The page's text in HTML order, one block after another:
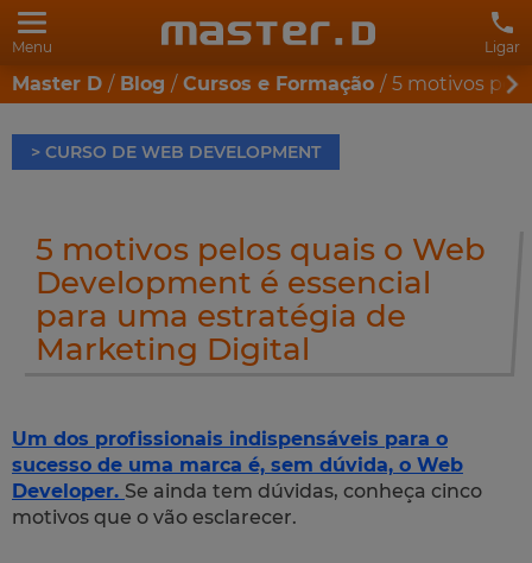
Menu Ligar
Master D Blog Cursos e Formação 5 motivos
> CURSO DE WEB DEVELOPMENT
5 motivos pelos quais o Web
Development é essencial
para uma estratégia de
Marketing Digital
Um dos profissionais indispensáveis para o
sucesso de uma marca é, sem dúvida, o Web
Developer. Se ainda tem dúvidas, conheça cinco
motivos que o vão esclarecer.